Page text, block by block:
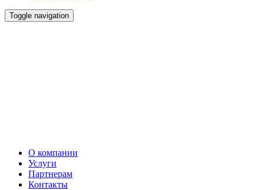
Toggle navigation
О компании
Услуги
Партнерам
Контакты